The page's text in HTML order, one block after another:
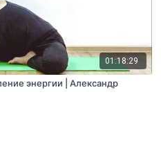
01:18:29
энергии | Александр